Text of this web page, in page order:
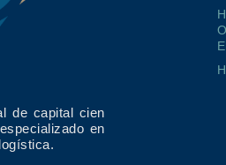
de capital cien
en